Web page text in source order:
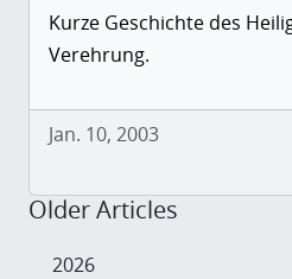
Kurze Geschichte des
Verehrung.
Jan. 10, 2003
Older Articles
2026